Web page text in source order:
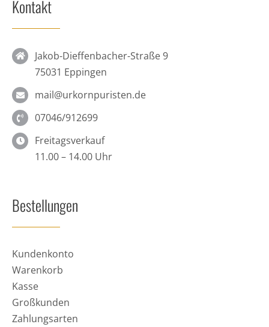
Kontakt
Jakob-Dieffenbacher-Straße 9
75031 Eppingen
mail@urkornpuristen.de
07046/912699
Freitagsverkauf
11.00 – 14.00 Uhr
Bestellungen
Kundenkonto
Warenkorb
Kasse
Großkunden
Zahlungsarten